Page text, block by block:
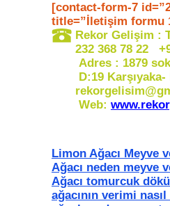
[contact-form-7
title=”İletişim formu
Rekor Gelişim :
232 368 78 22
Adres : 1879
D:19
Web:
Limon Ağacı Meyve
Ağacı neden meyve
Ağacı tomurcuk
ağacının verimi nasıl